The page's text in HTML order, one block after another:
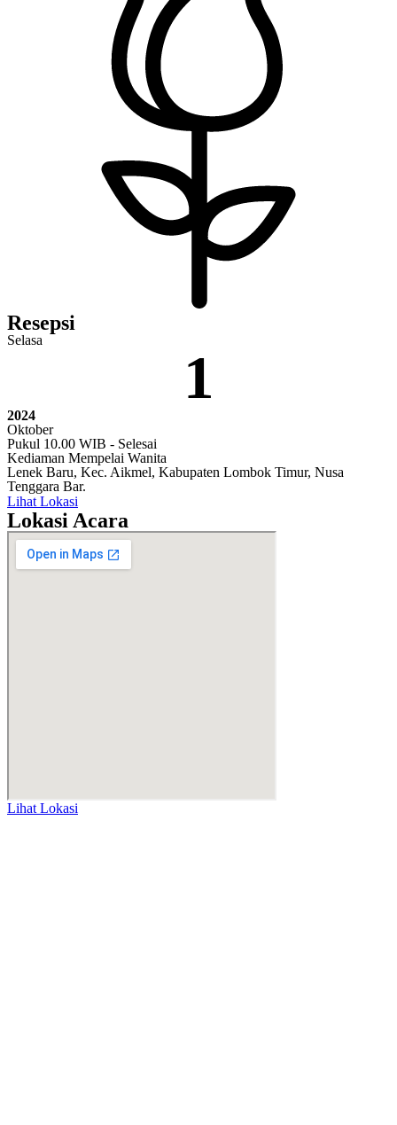
Resepsi
Selasa
1
2024
Oktober
Pukul 10.00 WIB - Selesai
Kediaman Mempelai Wanita
Lenek Baru, Kec. Aikmel, Kabupaten Lombok Timur, Nusa
Tenggara Bar.
Lihat Lokasi
Lokasi Acara
Lihat Lokasi